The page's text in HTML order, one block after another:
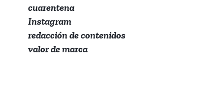
cuarentena
Instagram
redacción de contenidos
valor de marca